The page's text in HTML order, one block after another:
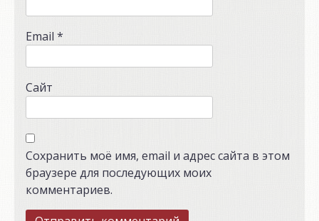
Email *
Сайт
Сохранить моё имя, email и адрес сайта в этом
браузере для последующих моих
комментариев.